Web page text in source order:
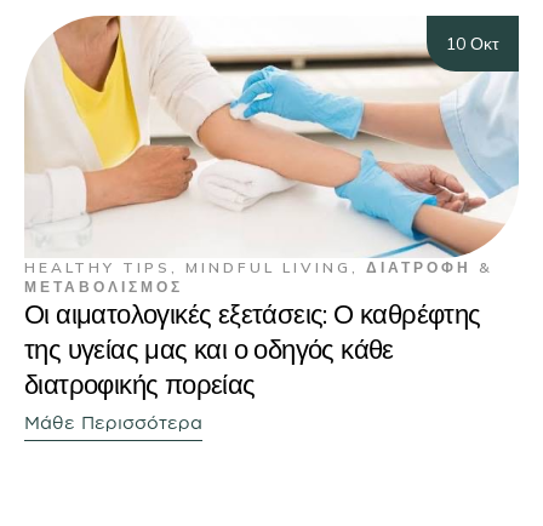
10 Οκτ
HEALTHY TIPS , MINDFUL LIVING , ΔΙΑΤΡΟΦΉ &
ΜΕΤΑΒΟΛΙΣΜΌΣ
Οι αιματολογικές εξετάσεις: Ο καθρέφτης
της υγείας μας και ο οδηγός κάθε
διατροφικής πορείας
Μάθε Περισσότερα